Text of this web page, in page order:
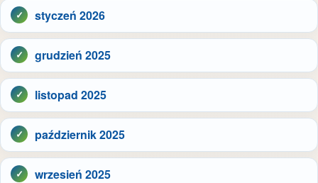
styczeń 2026
grudzień 2025
listopad 2025
październik 2025
wrzesień 2025